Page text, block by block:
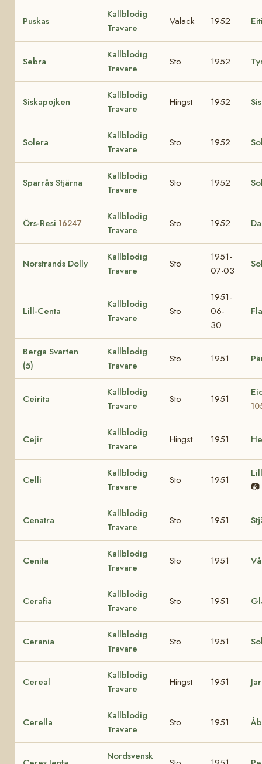
Puskas
Kallblodig
Travare
Valack 1952
Sebra
Kallblodig
Travare
Sto 1952
Siskapojken
Kallblodig
Travare
Hingst 1952
Solera
Kallblodig
Travare
Sto 1952
Sparrås Stjärna
Kallblodig
Travare
Sto 1952
Örs-Resi 16247
Kallblodig
Travare
Sto 1952
Norstrands Dolly
Kallblodig
Travare
Sto
1951-
07-03
Lill-Centa
Kallblodig
Travare
Sto
1951-
06-
30
Berga Svarten
(5)
Kallblodig
Travare
Sto 1951
Ceirita
Kallblodig
Travare
Sto 1951
Cejir
Kallblodig
Travare
Hingst 1951
Celli
Kallblodig
Travare
Sto 1951
📷
Cenatra
Kallblodig
Travare
Sto 1951
Cenita
Kallblodig
Travare
Sto 1951
Cerafia
Kallblodig
Travare
Sto 1951
Cerania
Kallblodig
Travare
Sto 1951
Cereal
Kallblodig
Travare
Hingst 1951
Cerella
Kallblodig
Travare
Sto 1951
Nordsvensk